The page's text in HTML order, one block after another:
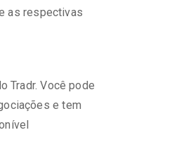
as respectivas
Tradr. Você pode
e tem